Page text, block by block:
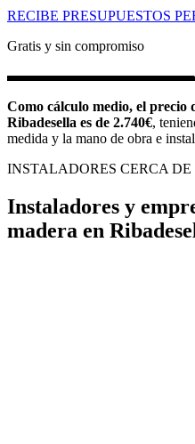
RECIBE PRESUPUESTOS
Gratis y sin compromiso
Como cálculo medio, el precio
Ribadesella es de 2.740€,
medida y la mano de obra e
INSTALADORES CERCA
Instaladores y
madera en